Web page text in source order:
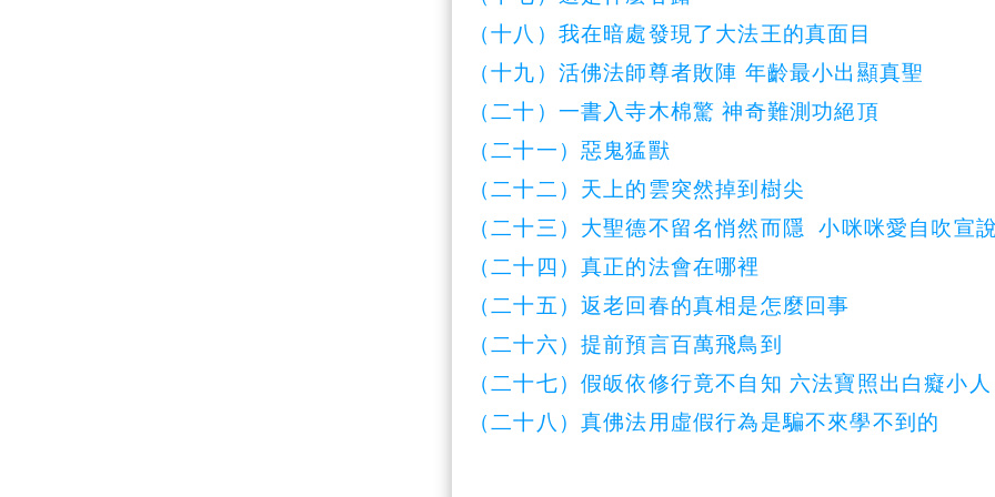
（十八）我在暗處發現了大法王的真面目
（十九）活佛法師尊者敗陣 年齡最小出顯真聖
（二十）一書入寺木棉驚 神奇難測功絕頂
（二十一）惡鬼猛獸
（二十二）天上的雲突然掉到樹尖
（二十三）大聖德不留名悄然而隱 小咪咪愛自吹宣
（二十四）真正的法會在哪裡
（二十五）返老回春的真相是怎麼回事
（二十六）提前預言百萬飛鳥到
（二十七）假皈依修行竟不自知 六法寶照出白癡小人
（二十八）真佛法用虛假行為是騙不來學不到的